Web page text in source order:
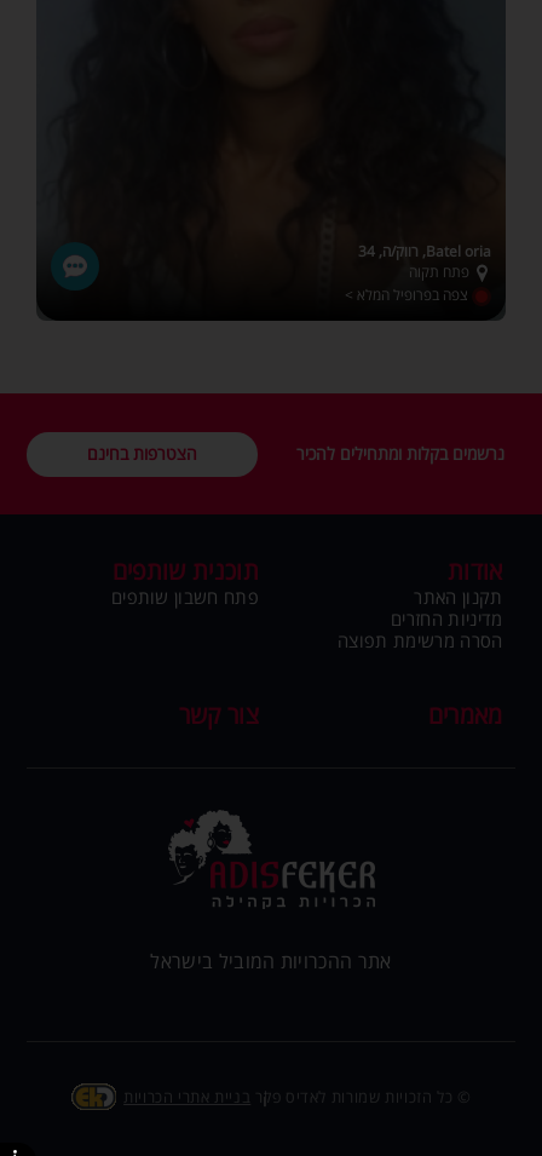
Batel oria, רווק/ה, 34
פתח תקוה
צפה בפרופיל המלא >
נרשמים בקלות ומתחילים להכיר הצטרפות בחינם
אודות
תקנון האתר
מדיניות החזרים
הסרה מרשימת תפוצה
תוכנית שותפים
פתח חשבון שותפים
מאמרים צור קשר
אתר ההכרויות המוביל בישראל
© כל הזכויות שמורות לאדיס פקר בניית אתרי הכרויות